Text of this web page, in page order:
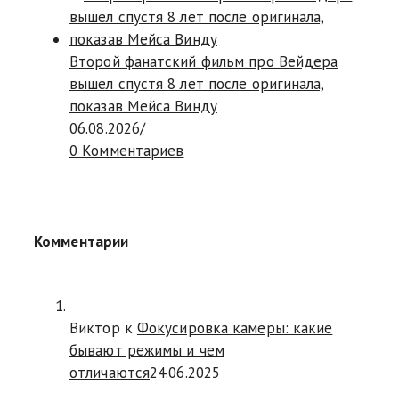
Второй фанатский фильм про Вейдера
вышел спустя 8 лет после оригинала,
показав Мейса Винду
06.08.2026/
0 Комментариев
Комментарии
Виктор к Фокусировка камеры: какие
бывают режимы и чем
отличаются24.06.2025